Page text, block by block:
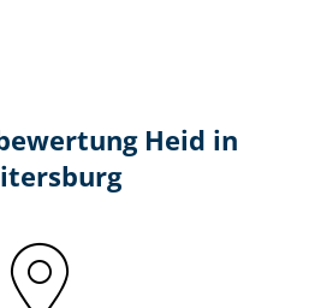
Heid in